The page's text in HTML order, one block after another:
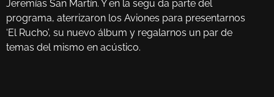
Jeremías San Martín. Y en la segu da parte del
programa, aterrizaron los Aviones para presentarnos
‘El Rucho’, su nuevo álbum y regalarnos un par de
temas del mismo en acústico.